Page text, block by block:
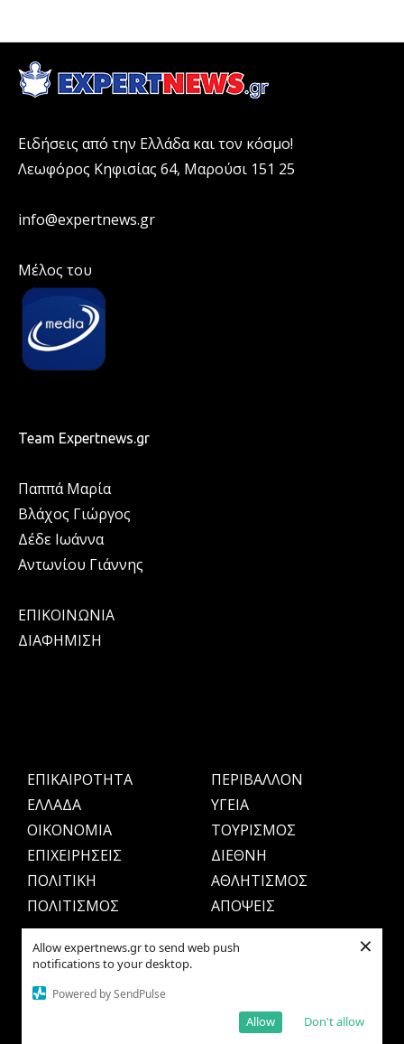
Allow expertnews.gr to send web push
notifications to your desktop.
Powered by SendPulse
Don't allow
Allow
×
Ειδήσεις από την Ελλάδα και τον κόσμο!
Λεωφόρος Κηφισίας 64, Μαρούσι 151 25
info@expertnews.gr
Μέλος του
Team Expertnews.gr
Παππά Μαρία
Βλάχος Γιώργος
Δέδε Ιωάννα
Αντωνίου Γιάννης
ΕΠΙΚΟΙΝΩΝΙΑ
ΔΙΑΦΗΜΙΣΗ
ΕΠΙΚΑΙΡΟΤΗΤΑ
ΕΛΛΑΔΑ
OIKONOMIA
ΕΠΙΧΕΙΡΗΣΕΙΣ
ΠΟΛΙΤΙΚΗ
ΠΟΛΙΤΙΣΜΟΣ
ΠΕΡΙΒΑΛΛΟΝ
ΥΓΕΙΑ
ΤΟΥΡΙΣΜΟΣ
ΔΙΕΘΝΗ
ΑΘΛΗΤΙΣΜΟΣ
ΑΠΟΨΕΙΣ